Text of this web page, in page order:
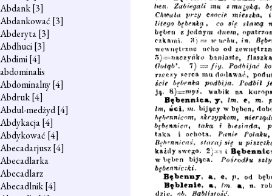
Abdank[3]
Abdankować [3]
Abderyta[3]
Abdhuci[3]
Abdimi[4]
abdominalis
Abdominalny[4]
Abdruk[4]
Abdul-medżyd[4]
Abdykacja[4]
Abdykować [4]
Abecadarjusz[4]
Abecadlarka
Abecadlarz
Abecadlnik[4]